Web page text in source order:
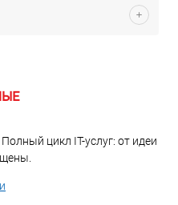
цикл IT-услуг: от идеи